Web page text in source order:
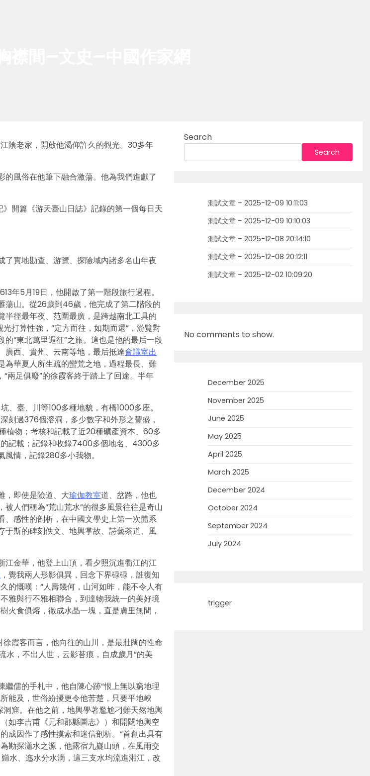
陰老家，開啟他渴仰許久的觀光。30多年
風俗在他筆下融合激蕩。他為我們進獻了
開篇《游天臺山日誌》記錄的第一個每日天
實地勘查、游覽、探險域內諸多名山年夜
年5月19日，他開啟了第一階段旅行過程。
蕩山。從26歲到46歲，他完成了第二階段的
徑最年夜、范圍最廣，是跨越南北工具的
打算性強，“定方而往，如期而還”，游覽對
“東北萬里遐征”之旅。這也是他的最后一段
廣西、貴州、云南等地，最后抵達會議室出
華夏人所生疏的蠻荒之地，過程最長、難
兩足俱廢”的徐霞客終于踏上了回途。半年
、臺、川等100多種地貌，有橋1000多座。
刻過376個溶洞，多少數字和外形之豐盛，
植物；考核和記載了近20種礦產資本、60多
記載；記錄和收錄7400多個地名、4300多
情，記錄280多小我物。
，即使是險道、大瑜伽教室道、岔路，他也
人們稱為“荒山荒水”的很多風景往往是奇山
感性的剖析，在中國文學史上第一次體系
斯的碑刻佚文、地輿掌故、詩藝茶道、風
金華，他登上山頂，看夕照沉進衢江的江
，覺我兩人形影俱異，回念下界碌碌，誰復知
的慨嘆：“人壽幾何，山河如昨，能不令人有
雅與行不雅相聯合，到達物我統一的美好境
火食俱熔，徹成水晶一塊，直是膚里無間，
霞客而言，他向往的山川，是最壯闊的性命
水，不出人世，云影苔痕，自成歲月”的美
儒的手札中，他自陳心跡“恨上無以窮地理
能及，世俗紛擾更令他苦楚，只要平地峽
窟。在他之前，地輿學著尷尬刁難天然地輿
如李吉甫《元和郡縣圖志》）和開闢地輿空
成因作了感性摸索和迷信剖析。“首創出具有
勘探瀟水之源，他露宿九嶷山頭，在風雨交
水、迤水分水滴，這三支水均流進湘江，改
Search
Search
測試文章 – 2025-12-09 10:11:03
測試文章 – 2025-12-09 10:10:03
測試文章 – 2025-12-08 20:14:10
測試文章 – 2025-12-08 20:12:11
測試文章 – 2025-12-02 10:09:20
No comments to show.
December 2025
November 2025
June 2025
May 2025
April 2025
March 2025
December 2024
October 2024
September 2024
July 2024
trigger